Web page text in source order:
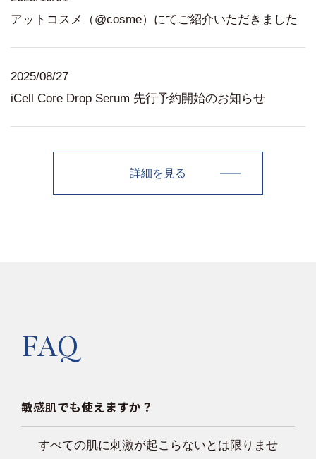
アットコスメ（@cosme）にてご紹介いただきました
2025/08/27
iCell Core Drop Serum 先行予約開始のお知らせ
詳細を見る
FAQ
敏感肌でも使えますか？
すべての肌に刺激が起こらないとは限りませ